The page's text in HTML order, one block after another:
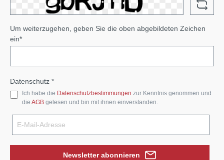
Um weiterzugehen, geben Sie die oben abgebildeten Zeichen
ein*
Datenschutz *
Ich habe die Datenschutzbestimmungen zur Kenntnis genommen und
die AGB gelesen und bin mit ihnen einverstanden.
Newsletter abonnieren